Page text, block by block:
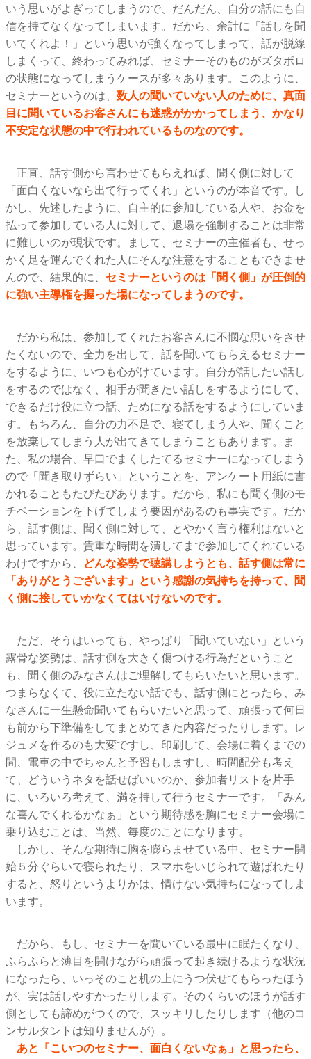
いう思いがよぎってしまうので、だんだん、自分の話にも自
信を持てなくなってしまいます。だから、余計に「話しを聞
いてくれよ！」という思いが強くなってしまって、話が脱線
しまくって、終わってみれば、セミナーそのものがズタボロ
の状態になってしまうケースが多々あります。このように、
セミナーというのは、 数人の聞いていない人のために、真面
目に聞いているお客さんにも迷惑がかかってしまう、かなり
不安定な状態の中で行われているものなのです。
正直、話す側から言わせてもらえれば、聞く側に対して
「面白くないなら出て行ってくれ」というのが本音です。し
かし、先述したように、自主的に参加している人や、お金を
払って参加している人に対して、退場を強制することは非常
に難しいのが現状です。まして、セミナーの主催者も、せっ
かく足を運んでくれた人にそんな注意をすることもできませ
んので、結果的に、 セミナーというのは「聞く側」が圧倒的
に強い主導権を握った場になってしまうのです。
だから私は、参加してくれたお客さんに不憫な思いをさせ
たくないので、全力を出して、話を聞いてもらえるセミナー
をするように、いつも心がけています。自分が話したい話し
をするのではなく、相手が聞きたい話しをするようにして、
できるだけ役に立つ話、ためになる話をするようにしていま
す。もちろん、自分の力不足で、寝てしまう人や、聞くこと
を放棄してしまう人が出てきてしまうこともあります。ま
た、私の場合、早口でまくしたてるセミナーになってしまう
ので「聞き取りずらい」ということを、アンケート用紙に書
かれることもたびたびあります。だから、私にも聞く側のモ
チベーションを下げてしまう要因があるのも事実です。だか
ら、話す側は、聞く側に対して、とやかく言う権利はないと
思っています。貴重な時間を潰してまで参加してくれている
わけですから、
どんな姿勢で聴講しようとも、話す側は常に
「ありがとうございます」という感謝の気持ちを持って、聞
く側に接していかなくてはいけないのです。
ただ、そうはいっても、やっぱり「聞いていない」という
露骨な姿勢は、話す側を大きく傷つける行為だということ
も、聞く側のみなさんはご理解してもらいたいと思います。
つまらなくて、役に立たない話でも、話す側にとったら、み
なさんに一生懸命聞いてもらいたいと思って、頑張って何日
も前から下準備をしてまとめてきた内容だったりします。レ
ジュメを作るのも大変ですし、印刷して、会場に着くまでの
間、電車の中でちゃんと予習もしますし、時間配分も考え
て、どういうネタを話せばいいのか、参加者リストを片手
に、いろいろ考えて、満を持して行うセミナーです。「みん
な喜んでくれるかなぁ」という期待感を胸にセミナー会場に
乗り込むことは、当然、毎度のことになります。
しかし、そんな期待に胸を膨らませている中、セミナー開
始５分ぐらいで寝られたり、スマホをいじられて遊ばれたり
すると、怒りというよりかは、情けない気持ちになってしま
います。
だから、もし、セミナーを聞いている最中に眠たくなり、
ふらふらと薄目を開けながら頑張って起き続けるような状況
になったら、いっそのこと机の上にうつ伏せてもらったほう
が、実は話しやすかったりします。そのくらいのほうが話す
側としても諦めがつくので、スッキリしたりします（他のコ
ンサルタントは知りませんが）。
あと「こいつのセミナー、面白くないなぁ」と思ったら、